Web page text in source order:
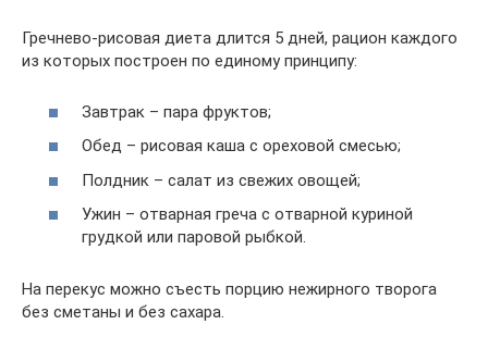
Гречнево-рисовая диета длится 5 дней, рацион каждого
из которых построен по единому принципу:
Завтрак – пара фруктов;
Обед – рисовая каша с ореховой смесью;
Полдник – салат из свежих овощей;
Ужин – отварная греча с отварной куриной
грудкой или паровой рыбкой.
На перекус можно съесть порцию нежирного творога
без сметаны и без сахара.